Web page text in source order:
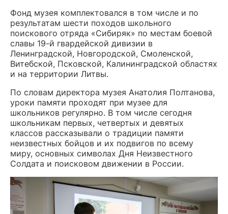
Фонд музея комплектовался в том числе и по
результатам шести походов школьного
поискового отряда «Сибиряк» по местам боевой
славы 19-й гвардейской дивизии в
Ленинградской, Новгородской, Смоленской,
Витебской, Псковской, Калининградской областях
и на территории Литвы.
По словам директора музея Анатолия Полтанова,
уроки памяти проходят при музее для
школьников регулярно. В том числе сегодня
школьникам первых, четвертых и девятых
классов рассказывали о традиции памяти
неизвестных бойцов и их подвигов по всему
миру, основных символах Дня Неизвестного
Солдата и поисковом движении в России.